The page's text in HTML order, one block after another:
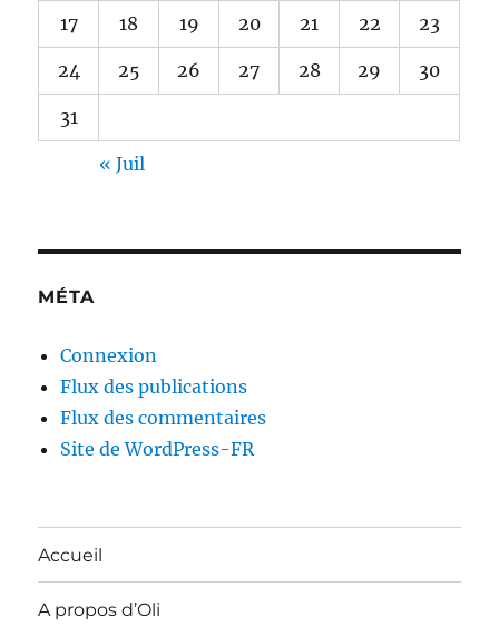
17 18 19 20 21 22 23
24 25 26 27 28 29 30
31
« Juil
MÉTA
Connexion
Flux des publications
Flux des commentaires
Site de WordPress-FR
Accueil
A propos d’Oli